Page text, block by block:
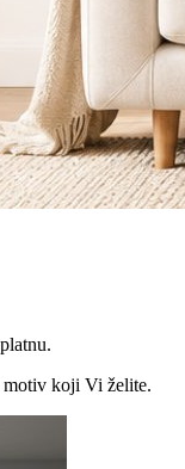
motiv koji Vi želite.